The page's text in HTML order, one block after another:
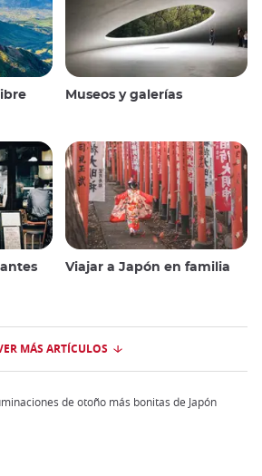
Museos y galerías
Viajar a Japón en familia
MÁS ARTÍCULOS
de otoño más bonitas de Japón